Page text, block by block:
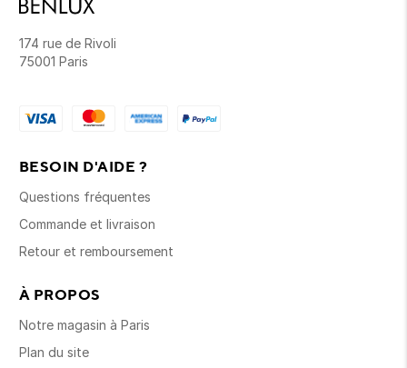
174 rue de Rivoli
75001 Paris
BESOIN D'AIDE ?
Questions fréquentes
Commande et livraison
Retour et remboursement
À PROPOS
Notre magasin à Paris
Plan du site